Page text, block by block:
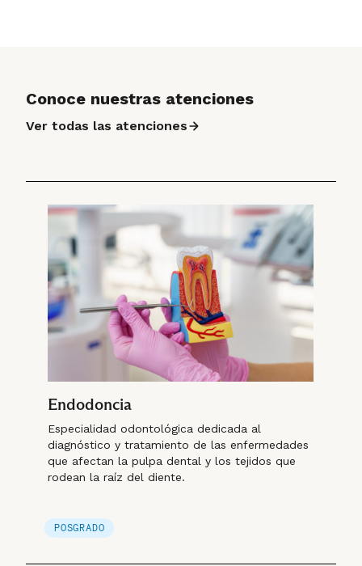
Conoce nuestras atenciones
Ver todas las atenciones
Endodoncia
Especialidad odontológica dedicada al
diagnóstico y tratamiento de las enfermedades
que afectan la pulpa dental y los tejidos que
rodean la raíz del diente.
POSGRADO